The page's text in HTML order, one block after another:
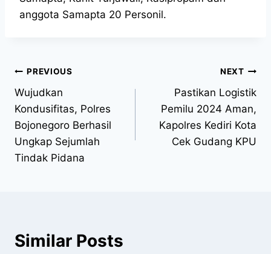
anggota Samapta 20 Personil.
PREVIOUS
Wujudkan
Kondusifitas, Polres
Bojonegoro Berhasil
Ungkap Sejumlah
Tindak Pidana
NEXT
Pastikan Logistik
Pemilu 2024 Aman,
Kapolres Kediri Kota
Cek Gudang KPU
Similar Posts